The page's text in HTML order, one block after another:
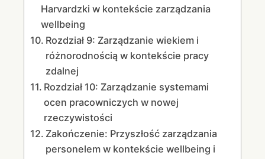
Harvardzki w kontekście zarządzania
wellbeing
Rozdział 9: Zarządzanie wiekiem i
różnorodnością w kontekście pracy
zdalnej
Rozdział 10: Zarządzanie systemami
ocen pracowniczych w nowej
rzeczywistości
Zakończenie: Przyszłość zarządzania
personelem w kontekście wellbeing i